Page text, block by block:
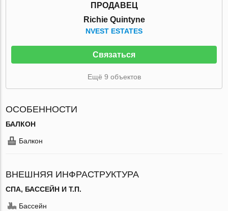
ПРОДАВЕЦ
Richie Quintyne
NVEST ESTATES
Связаться
Ещё 9 объектов
ОСОБЕННОСТИ
БАЛКОН
Балкон
ВНЕШНЯЯ ИНФРАСТРУКТУРА
СПА, БАССЕЙН И Т.П.
Бассейн